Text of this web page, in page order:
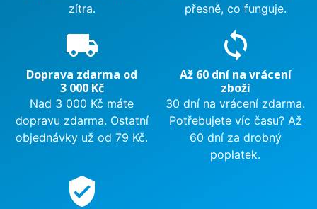
zítra.
přesně, co funguje.
local_shipping
Doprava zdarma od
3 000 Kč
Nad 3 000 Kč máte
dopravu zdarma. Ostatní
objednávky už od 79 Kč.
sync
Až 60 dní na vrácení
zboží
30 dní na vrácení zdarma.
Potřebujete víc času? Až
60 dní za drobný
poplatek.
verified_user